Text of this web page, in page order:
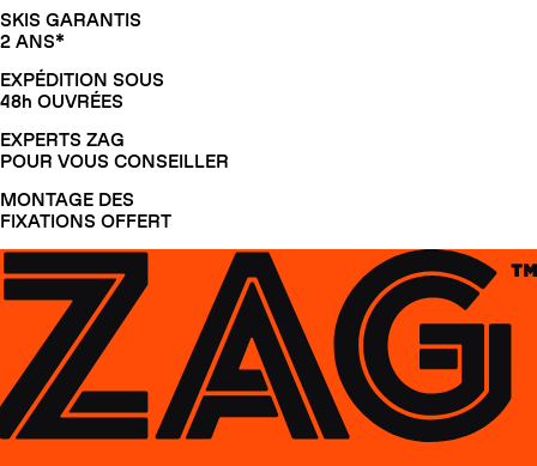
SKIS GARANTIS
2 ANS*
EXPÉDITION SOUS
48h OUVRÉES
EXPERTS ZAG
POUR VOUS CONSEILLER
MONTAGE DES
FIXATIONS OFFERT